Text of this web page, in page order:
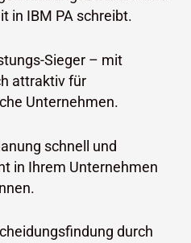
in IBM PA schreibt.
Sieger – mit
attraktiv für
Unternehmen.
schnell und
in Ihrem Unternehmen
durch